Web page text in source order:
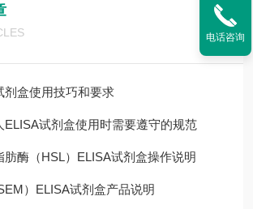
剂盒使用技巧和要求
ELISA试剂盒使用时需要遵守的规范
肪酶（HSL）ELISA试剂盒操作说明
）ELISA试剂盒产品说明
电话咨询